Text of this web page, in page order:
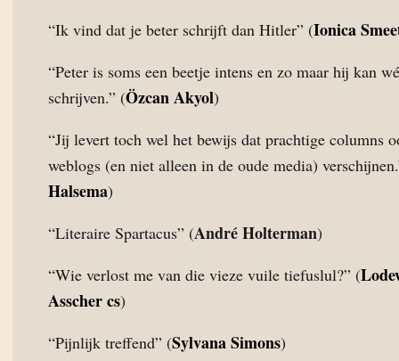
“Ik vind dat je beter schrijft dan Hitler” (Ionica
“Peter is soms een beetje intens en zo maar hij kan
schrijven.” (Özcan Akyol)
“Jij levert toch wel het bewijs dat prachtige columns
weblogs (en niet alleen in de oude media)
Halsema)
“Literaire Spartacus” (André Holterman)
“Wie verlost me van die vieze vuile tiefuslul?” (
Asscher cs)
“Pijnlijk treffend” (Sylvana Simons)